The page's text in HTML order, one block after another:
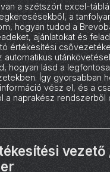
a szétszórt excel-
a
hogyan tudod a
ajánlatokat és
értékesítési
automatikus
hogyan lásd a
Így gyorsabban
vész el, és a
a naprakész rendszerből